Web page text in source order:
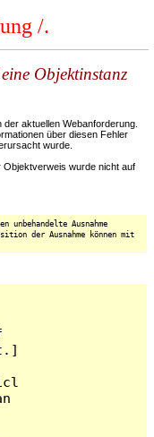
/.
Objektinstanz
aktuellen Webanforderung.
über diesen Fehler
wurde.
wurde nicht auf
unbehandelte Ausnahme
der Ausnahme können mit